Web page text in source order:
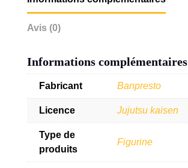
Avis (0)
Informations complémentaires
Fabricant Banpresto
Licence Jujutsu kaisen
Type de
produits
Figurine